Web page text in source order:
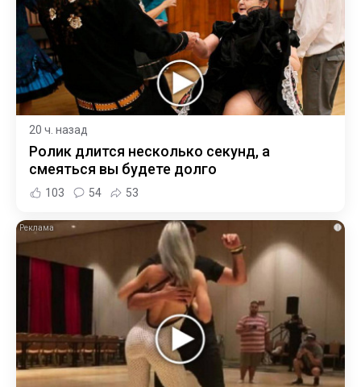
20 ч. назад
Ролик длится несколько секунд, а
смеяться вы будете долго
103 54 53
i